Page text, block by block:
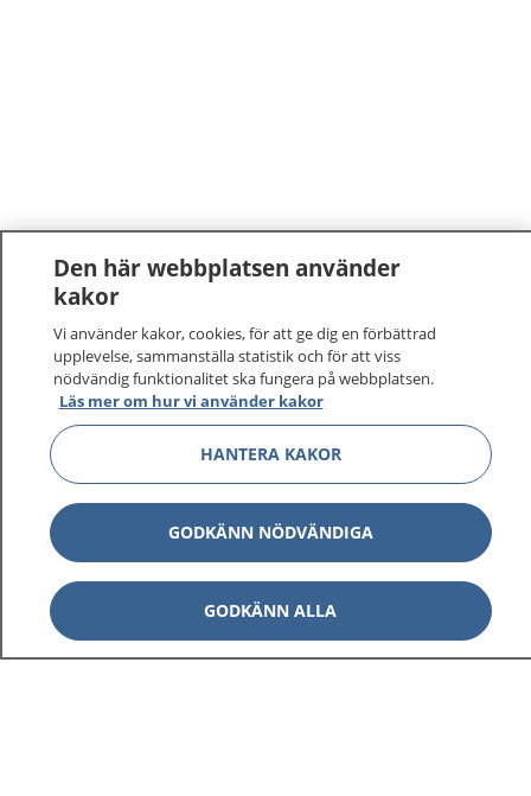
1177–tryggt om din hälsa och vård
På 1177.se får du råd om hälsa och information om
sjukdomar och vilka mottagningar du kan kontakta.
Den här webbplatsen använder
kakor
Vi använder kakor, cookies, för att ge dig en förbättrad
upplevelse, sammanställa statistik och för att viss
nödvändig funktionalitet ska fungera på webbplatsen.
Läs mer om hur vi använder kakor
HANTERA KAKOR
GODKÄNN NÖDVÄNDIGA
GODKÄNN ALLA